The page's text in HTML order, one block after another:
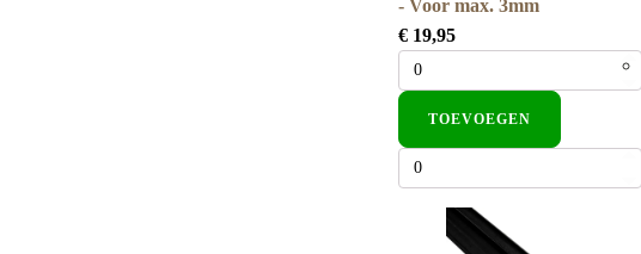
- Voor max. 3mm
€ 19,95
TOEVOEGEN